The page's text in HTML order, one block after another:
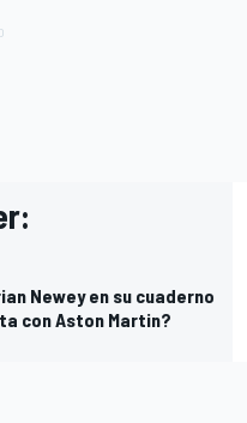
Newey en su cuaderno
con Aston Martin?